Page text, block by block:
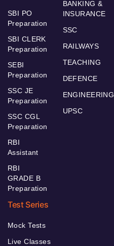
SBI PO
Preparation
SBI CLERK
Preparation
SEBI
Preparation
SSC JE
Preparation
SSC CGL
Preparation
RBI
Assistant
RBI
GRADE B
Preparation
BANKING &
INSURANCE
SSC
RAILWAYS
TEACHING
DEFENCE
ENGINEERING
UPSC
Test Series
Mock Tests
Live Classes